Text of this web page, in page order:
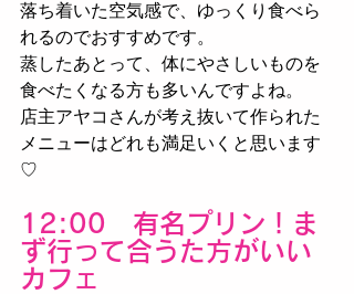
落ち着いた空気感で、ゆっくり食べら
れるのでおすすめです。
蒸したあとって、体にやさしいものを
食べたくなる方も多いんですよね。
店主アヤコさんが考え抜いて作られた
メニューはどれも満足いくと思います
♡
12:00　有名プリン！ま
ず行って合うた方がいい
カフェ